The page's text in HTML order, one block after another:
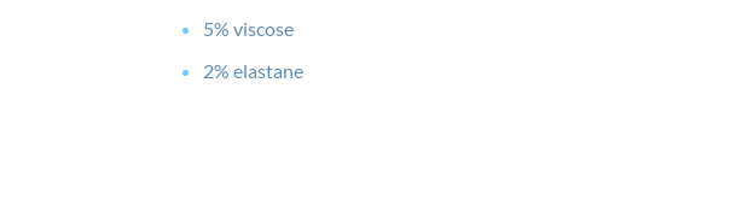
5% viscose
2% elastane